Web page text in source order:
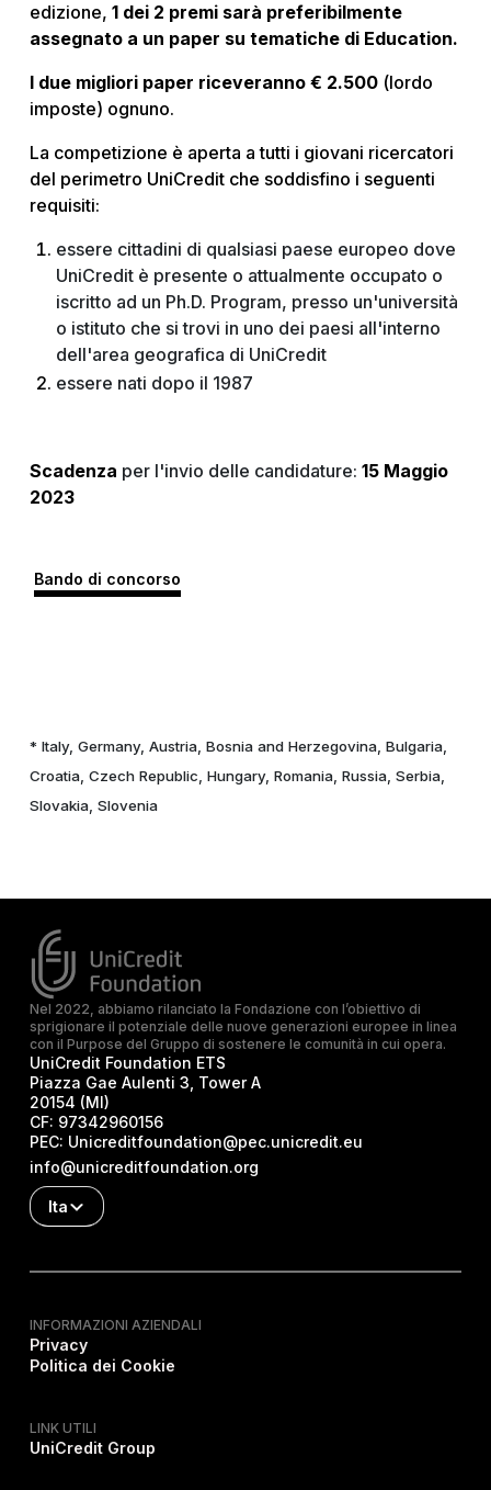
edizione, 1 dei 2 premi sarà preferibilmente
assegnato a un paper su tematiche di Education.
I due migliori paper riceveranno € 2.500(lordo
imposte) ognuno.
La competizione è aperta a tutti i giovani ricercatori
del perimetro UniCredit che soddisfino i seguenti
requisiti:
essere cittadini di qualsiasi paese europeo dove
UniCredit è presente o attualmente occupato o
iscritto ad un Ph.D. Program, presso un'università
o istituto che si trovi in uno dei paesi all'interno
dell'area geografica di UniCredit
essere nati dopo il 1987
Scadenza per l'invio delle candidature: 15 Maggio
2023
Bando di concorso
* Italy, Germany, Austria, Bosnia and Herzegovina, Bulgaria,
Croatia, Czech Republic, Hungary, Romania, Russia, Serbia,
Slovakia, Slovenia
Nel 2022, abbiamo rilanciato la Fondazione con l’obiettivo di
sprigionare il potenziale delle nuove generazioni europee in linea
con il Purpose del Gruppo di sostenere le comunità in cui opera.
UniCredit Foundation ETS
Piazza Gae Aulenti 3, Tower A
20154 (MI)
CF: 97342960156
PEC: Unicreditfoundation@pec.unicredit.eu
info@unicreditfoundation.org
Ita
INFORMAZIONI AZIENDALI
Privacy
Politica dei Cookie
LINK UTILI
UniCredit Group